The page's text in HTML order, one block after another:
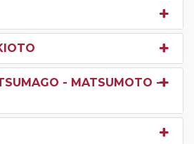
- MATSUMOTO -